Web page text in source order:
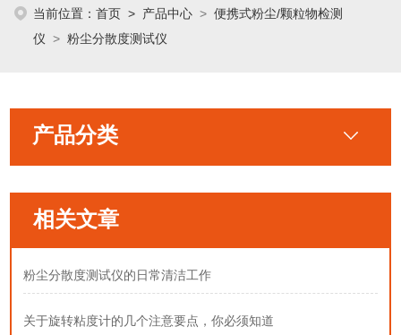
当前位置：首页 > 产品中心 >便携式粉尘/颗粒物检测
仪 >粉尘分散度测试仪
产品分类
相关文章
粉尘分散度测试仪的日常清洁工作
关于旋转粘度计的几个注意要点，你必须知道